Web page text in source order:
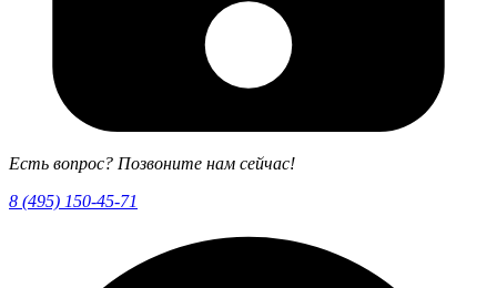
Есть вопрос? Позвоните нам сейчас!
8 (495) 150-45-71